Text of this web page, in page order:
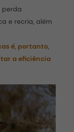
perda
e recria, além
é, portanto,
a eficiência